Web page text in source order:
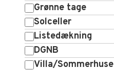
Grønne tage
Solceller
Listedækning
DGNB
Villa/Sommerhuse